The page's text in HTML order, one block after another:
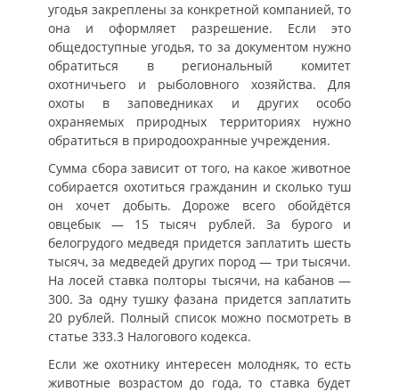
угодья закреплены за конкретной компанией, то
она и оформляет разрешение. Если это
общедоступные угодья, то за документом нужно
обратиться в региональный комитет
охотничьего и рыболовного хозяйства. Для
охоты в заповедниках и других особо
охраняемых природных территориях нужно
обратиться в природоохранные учреждения.
Сумма сбора зависит от того, на какое животное
собирается охотиться гражданин и сколько туш
он хочет добыть. Дороже всего обойдётся
овцебык — 15 тысяч рублей. За бурого и
белогрудого медведя придется заплатить шесть
тысяч, за медведей других пород — три тысячи.
На лосей ставка полторы тысячи, на кабанов —
300. За одну тушку фазана придется заплатить
20 рублей. Полный список можно посмотреть в
статье 333.3 Налогового кодекса.
Если же охотнику интересен молодняк, то есть
животные возрастом до года, то ставка будет